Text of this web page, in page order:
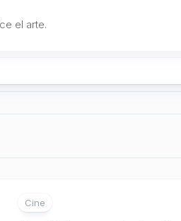
el arte.
Cine